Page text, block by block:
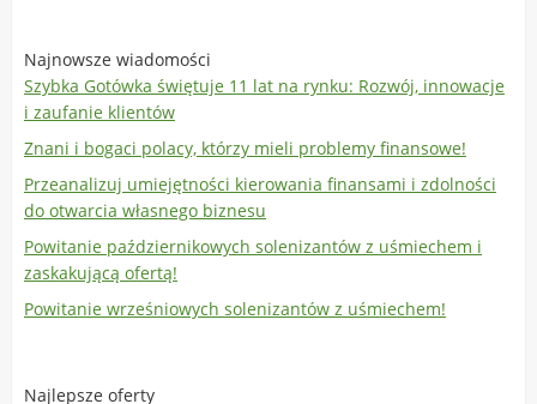
Najnowsze wiadomości
Szybka Gotówka świętuje 11 lat na rynku: Rozwój, innowacje
i zaufanie klientów
Znani i bogaci polacy, którzy mieli problemy finansowe!
Przeanalizuj umiejętności kierowania finansami i zdolności
do otwarcia własnego biznesu
Powitanie październikowych solenizantów z uśmiechem i
zaskakującą ofertą!
Powitanie wrześniowych solenizantów z uśmiechem!
Najlepsze oferty